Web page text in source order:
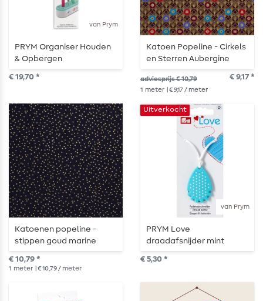
van Prym
PRYM Organiser Houden
& Opbergen
€ 19,70 *
Katoen Popeline - Cirkels
en Sterren Aubergine
Goud
adviesprijs € 10,79 € 9,17 *
1 meter | € 9,17 / meter
Katoenen popeline -
stippen goud marine
€ 10,79 *
1 meter | € 10,79 / meter
van Prym
Uitverkocht
PRYM Love
draadafsnijder mint
€ 5,30 *